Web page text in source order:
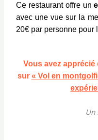
Ce restaurant offre un
avec une vue sur la
20€ par personne pour
Vous avez
sur « Vol en
Un